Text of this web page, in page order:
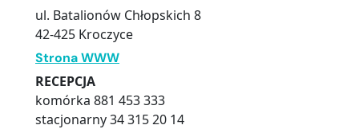
ul. Batalionów Chłopskich 8
42-425 Kroczyce
Strona WWW
RECEPCJA
komórka 881 453 333
stacjonarny 34 315 20 14